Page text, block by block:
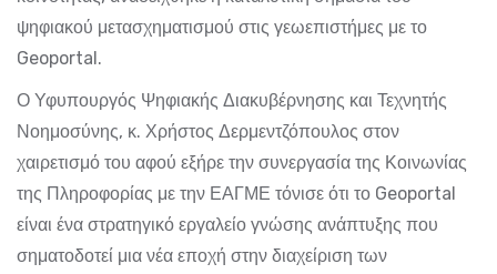
ψηφιακού μετασχηματισμού στις γεωεπιστήμες με το
Geoportal.
Ο Υφυπουργός Ψηφιακής Διακυβέρνησης και Τεχνητής
Νοημοσύνης, κ. Χρήστος Δερμεντζόπουλος στον
χαιρετισμό του αφού εξήρε την συνεργασία της Κοινωνίας
της Πληροφορίας με την ΕΑΓΜΕ τόνισε ότι το Geoportal
είναι ένα στρατηγικό εργαλείο γνώσης ανάπτυξης που
σηματοδοτεί μια νέα εποχή στην διαχείριση των